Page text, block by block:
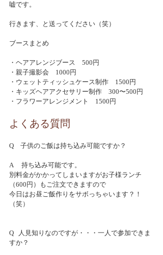
嘘です。
行きます、と送ってください（笑）
ブースまとめ
・ヘアアレンジブース　500円
・親子撮影会　1000円
・ウェットティッシュケース制作　1500円
・キッズヘアアクセサリー制作　300〜500円
・フラワーアレンジメント　1500円
よくある質問
Q　子供のご飯は持ち込み可能ですか？
A 　持ち込み可能です。
別料金がかかってしまいますがお子様ランチ
（600円）もご注文できますので
今日はお昼ご飯作りをサボっちゃいます？！
（笑）
Q   人見知りなのですが・・・一人で参加できま
すか？